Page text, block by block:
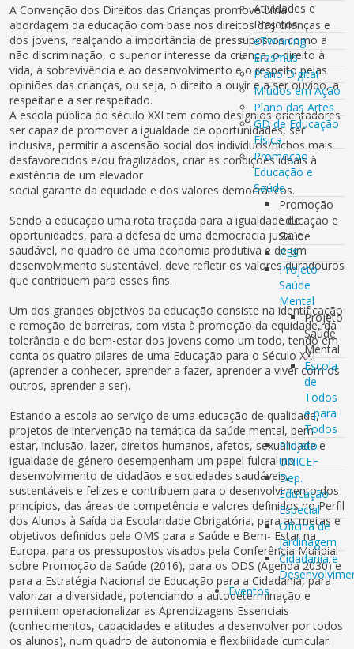
Atividades e
Projetos
eTwinning
Erasmus
Plano Digital
Miúdos em Ação
Plano das Artes
GD de Educação
Física
Promoção
Educação e
Saúde
Promoção
Educação e
Saúde
PES
Projeto
Saúde
Mental
Projeto
Saúde
Mental
Escola
de
Todos
e para
Todos
Projeto
UNICEF
Dep.
Educação
Especial
Oficina de
Jardinagem
Cidadania e
Eventos
A Convenção dos Direitos das Crianças promove uma
abordagem da educação com base nos direitos das crianças e
dos jovens, realçando a importância de pressupostos como a
não discriminação, o superior interesse da criança, o direito à
vida, à sobrevivência e ao desenvolvimento e o respeito pelas
opiniões das crianças, ou seja, o direito a ouvir e a ser ouvido, a
respeitar e a ser respeitado.
A escola pública do século XXI tem como desígnios orientadores
ser capaz de promover a igualdade de oportunidades, ser
inclusiva, permitir a ascensão social dos indivíduos/nichos mais
desfavorecidos e/ou fragilizados, criar as condições ideais à
existência de um elevador
social garante da equidade e dos valores democráticos.
Sendo a educação uma rota traçada para a igualdade de
oportunidades, para a defesa de uma democracia justa e
saudável, no quadro de uma economia produtiva e de um
desenvolvimento sustentável, deve refletir os valores duradouros
que contribuem para esses fins.
Um dos grandes objetivos da educação consiste na identificação
e remoção de barreiras, com vista à promoção da equidade, da
tolerância e do bem-estar dos jovens como um todo, tendo em
conta os quatro pilares de uma Educação para o Século XXI
(aprender a conhecer, aprender a fazer, aprender a viver com os
outros, aprender a ser).
Estando a escola ao serviço de uma educação de qualidade,
projetos de intervenção na temática da saúde mental, bem-
estar, inclusão, lazer, direitos humanos, afetos, sexualidade e
igualdade de género desempenham um papel fulcral no
desenvolvimento de cidadãos e sociedades saudáveis,
sustentáveis e felizes e contribuem para o desenvolvimento dos
princípios, das áreas de competência e valores definidos no Perfil
dos Alunos à Saída da Escolaridade Obrigatória, para as metas e
objetivos definidos pela OMS para a Saúde e Bem- Estar na
Europa, para os pressupostos visados pela Conferência Mundial
sobre Promoção da Saúde (2016), para os ODS (Agenda 2030) e
para a Estratégia Nacional de Educação para a Cidadania, para
valorizar a diversidade, potenciando a autodeterminação e
permitem operacionalizar as Aprendizagens Essenciais
(conhecimentos, capacidades e atitudes a desenvolver por todos
os alunos), num quadro de autonomia e flexibilidade curricular.